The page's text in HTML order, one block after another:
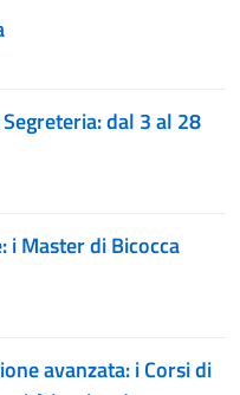
dal 3 al 28
Master di Bicocca
avanzata: i Corsi di